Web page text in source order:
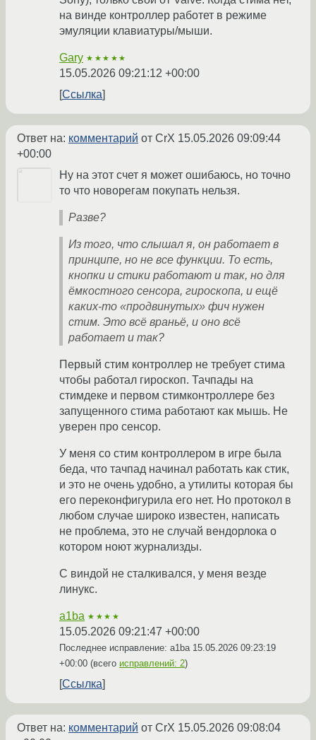
на винде контроллер работет в режиме
эмуляции клавиатуры/мыши.
Gary ★★★★★
15.05.2026 09:21:12 +00:00
Ссылка
Ответ на: комментарий от CrX 15.05.2026 09:09:44
+00:00
Ну на этот счет я может ошибаюсь, но точно
то что новорегам покупать нельзя.
Разве?
Из того, что слышал я, он работает в
принципе, но не все функции. То есть,
кнопки и стики работают и так, но для
ёмкостного сенсора, гироскопа, и ещё
каких-то «продвинутых» фич нужен
стим. Это всё враньё, и оно всё
работает и так?
Первый стим контроллер не требует стима
чтобы работал гироскоп. Тачпады на
стимдеке и первом стимконтроллере без
запущенного стима работают как мышь. Не
уверен про сенсор.
У меня со стим контроллером в игре была
беда, что тачпад начинал работать как стик,
и это не очень удобно, а утилиты которая бы
его переконфигурила его нет. Но протокол в
любом случае широко известен, написать
не проблема, это не случай вендорлока о
котором ноют журнализды.
С виндой не сталкивался, у меня везде
линукс.
a1ba ★★★★
15.05.2026 09:21:47 +00:00
Последнее исправление: a1ba 15.05.2026 09:23:19
+00:00 (всего исправлений: 2)
Ссылка
Ответ на: комментарий от CrX 15.05.2026 09:08:04